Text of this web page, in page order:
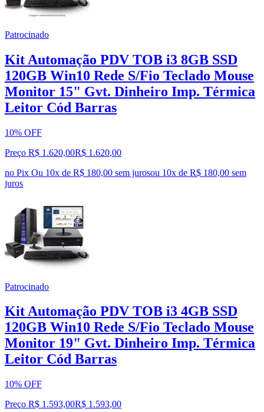
Patrocinado
Kit Automação PDV TOB i3 8GB SSD
120GB Win10 Rede S/Fio Teclado Mouse
Monitor 15" Gvt. Dinheiro Imp. Térmica
Leitor Cód Barras
10% OFF
Preço R$ 1.620,00R$ 1.620,00
no Pix Ou 10x de R$ 180,00 sem jurosou 10x de R$ 180,00 sem
juros
Patrocinado
Kit Automação PDV TOB i3 4GB SSD
120GB Win10 Rede S/Fio Teclado Mouse
Monitor 19" Gvt. Dinheiro Imp. Térmica
Leitor Cód Barras
10% OFF
Preço R$ 1.593,00R$ 1.593,00